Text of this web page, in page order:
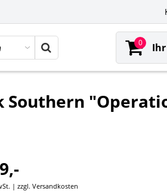
0
Southern
| zzgl. Versandkosten